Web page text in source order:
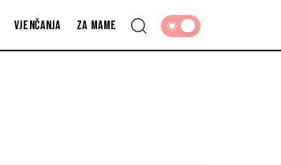
Vjenčanja Za mame